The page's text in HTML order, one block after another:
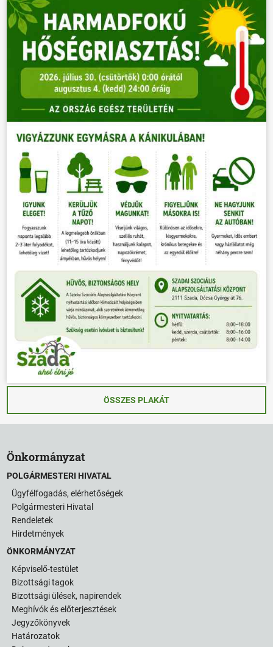
ÖSSZES PLAKÁT
Önkormányzat
POLGÁRMESTERI HIVATAL
Ügyfélfogadás, elérhetőségek
Polgármesteri Hivatal
Rendeletek
Hirdetmények
ÖNKORMÁNYZAT
Képviselő-testület
Bizottsági tagok
Bizottsági ülések, napirendek
Meghívók és előterjesztések
Jegyzőkönyvek
Határozatok